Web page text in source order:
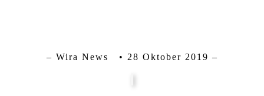
– Wira News • 28 Oktober 2019 –